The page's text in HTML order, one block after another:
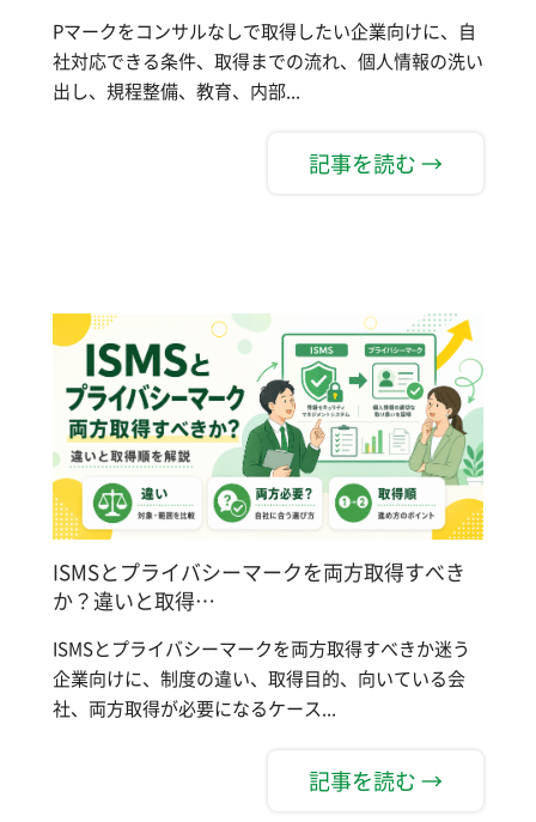
Pマークをコンサルなしで取得したい企業向けに、自
社対応できる条件、取得までの流れ、個人情報の洗い
出し、規程整備、教育、内部...
記事を読む →
ISMSとプライバシーマークを両方取得すべき
か？違いと取得…
ISMSとプライバシーマークを両方取得すべきか迷う
企業向けに、制度の違い、取得目的、向いている会
社、両方取得が必要になるケース...
記事を読む →